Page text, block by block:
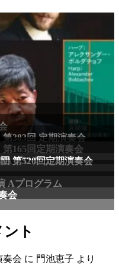
383回 定期演奏会
165回定期演奏会
Aプログラム
第520回定期演奏会
Aプログラム
会
ト
奏会 に 門池恵子 より